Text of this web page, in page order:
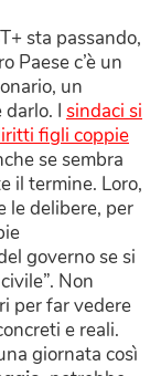
sta passando,
Paese c’è un
un
I sindaci si
figli coppie
se sembra
il termine. Loro,
le delibere, per
governo se si
Non
per far vedere
e reali.
giornata così